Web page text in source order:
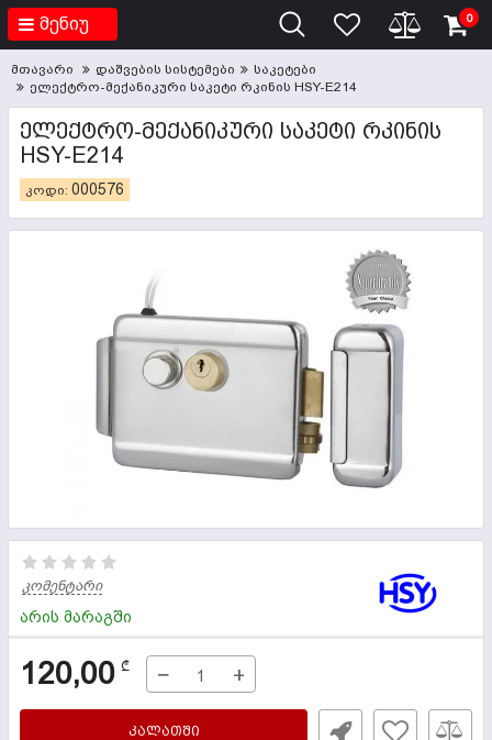
მენიუ 0
მთავარი დაშვების სისტემები
საკეტები
ელექტრო-მექანიკური საკეტი რკინის HSY-E214
ᲔᲚᲔᲥᲢᲠᲝ-ᲛᲔᲥᲐᲜᲘᲙᲣᲠᲘ ᲡᲐᲙᲔᲢᲘ ᲠᲙᲘᲜᲘᲡ
HSY-E214
კოდი: 000576
კომენტარი
არის მარაგში
120,00 ₾ − +
ᲙᲐᲚᲐᲗᲨᲘ